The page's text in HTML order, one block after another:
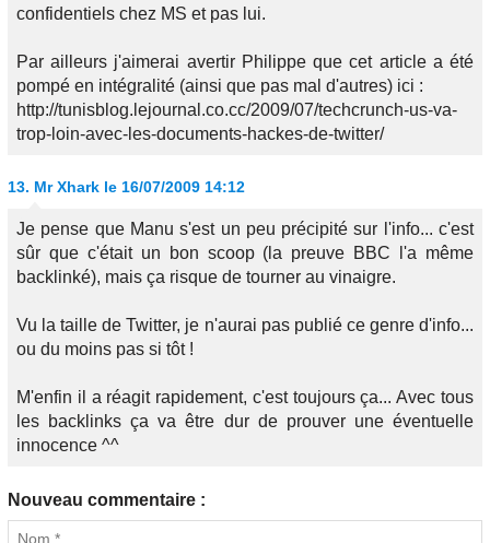
confidentiels chez MS et pas lui.
Par ailleurs j'aimerai avertir Philippe que cet article a été
pompé en intégralité (ainsi que pas mal d'autres) ici :
http://tunisblog.lejournal.co.cc/2009/07/techcrunch-us-va-
trop-loin-avec-les-documents-hackes-de-twitter/
13. Mr Xhark le 16/07/2009 14:12
Je pense que Manu s'est un peu précipité sur l'info... c'est
sûr que c'était un bon scoop (la preuve BBC l'a même
backlinké), mais ça risque de tourner au vinaigre.
Vu la taille de Twitter, je n'aurai pas publié ce genre d'info...
ou du moins pas si tôt !
M'enfin il a réagit rapidement, c'est toujours ça... Avec tous
les backlinks ça va être dur de prouver une éventuelle
innocence ^^
Nouveau commentaire :